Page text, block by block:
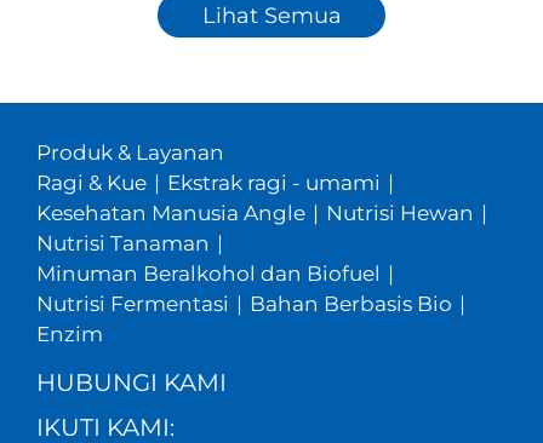
Lihat Semua
Produk & Layanan
Ragi & Kue | Ekstrak ragi - umami |
Kesehatan Manusia Angle | Nutrisi Hewan |
Nutrisi Tanaman |
Minuman Beralkohol dan Biofuel |
Nutrisi Fermentasi | Bahan Berbasis Bio |
Enzim
HUBUNGI KAMI
IKUTI KAMI: